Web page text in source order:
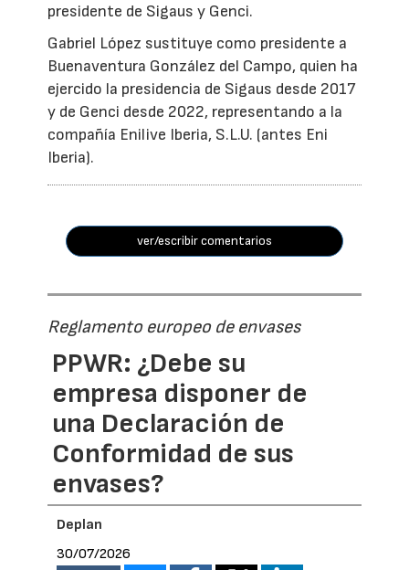
presidente de Sigaus y Genci.
Gabriel López sustituye como presidente a
Buenaventura González del Campo, quien ha
ejercido la presidencia de Sigaus desde 2017
y de Genci desde 2022, representando a la
compañía Enilive Iberia, S.L.U. (antes Eni
Iberia).
ver/escribir comentarios
Reglamento europeo de envases
PPWR: ¿Debe su
empresa disponer de
una Declaración de
Conformidad de sus
envases?
Deplan
30/07/2026